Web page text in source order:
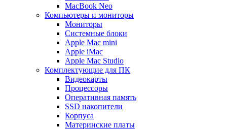
MacBook Neo
Компьютеры и мониторы
Мониторы
Системные блоки
Apple Mac mini
Apple iMac
Apple Mac Studio
Комплектующие для ПК
Видеокарты
Процессоры
Оперативная память
SSD накопители
Корпуса
Материнские платы